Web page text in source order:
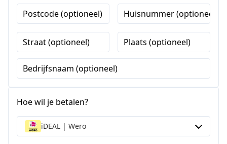
Postcode (optioneel) Huisnummer (optioneel)
Straat (optioneel) Plaats (optioneel)
Bedrijfsnaam (optioneel)
Hoe wil je betalen?
iDEAL | Wero